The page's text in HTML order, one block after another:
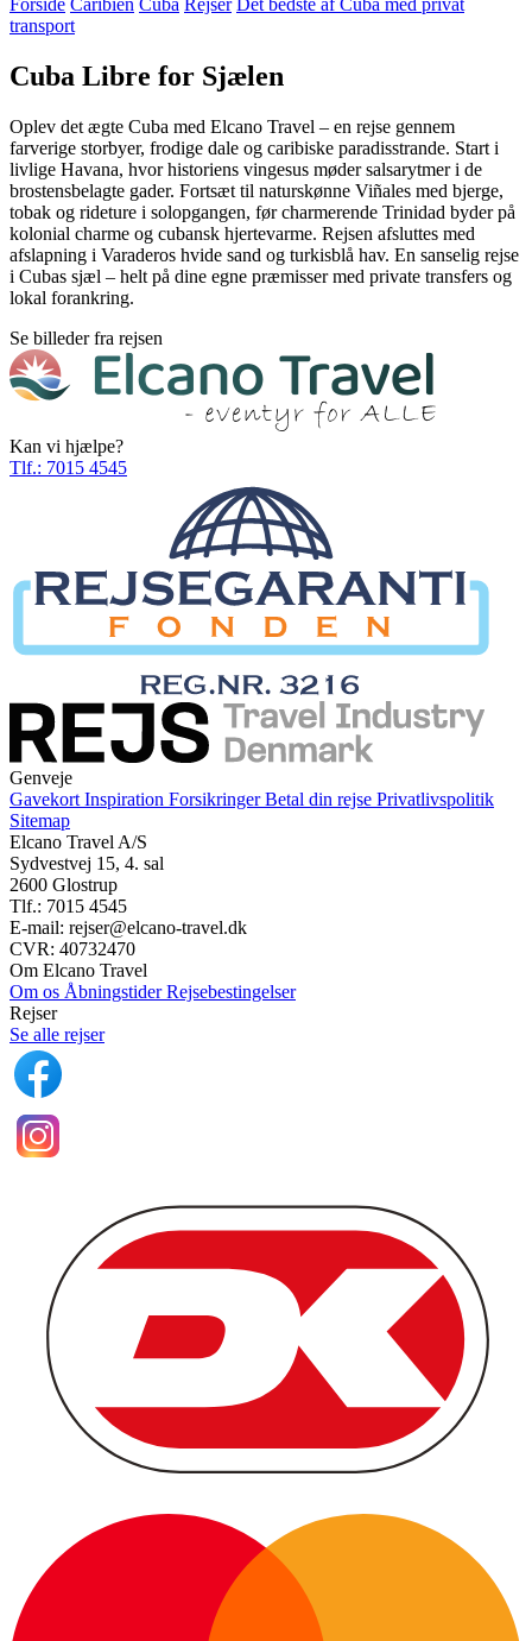
transport
Cuba Libre for Sjælen
Oplev det ægte Cuba med Elcano Travel – en rejse gennem
farverige storbyer, frodige dale og caribiske paradisstrande. Start i
livlige Havana, hvor historiens vingesus møder salsarytmer i de
brostensbelagte gader. Fortsæt til naturskønne Viñales med bjerge,
tobak og rideture i solopgangen, før charmerende Trinidad byder på
kolonial charme og cubansk hjertevarme. Rejsen afsluttes med
afslapning i Varaderos hvide sand og turkisblå hav. En sanselig rejse
i Cubas sjæl – helt på dine egne præmisser med private transfers og
lokal forankring.
Se billeder fra rejsen
Kan vi hjælpe?
Tlf.: 7015 4545
Genveje
GavekortInspiration ForsikringerBetal din rejse Privatlivspolitik
Sitemap
Elcano Travel A/S
Sydvestvej 15, 4. sal
2600 Glostrup
Tlf.: 7015 4545
E-mail: rejser@elcano-travel.dk
CVR: 40732470
Om Elcano Travel
Om os ÅbningstiderRejsebestingelser
Rejser
Se alle rejser